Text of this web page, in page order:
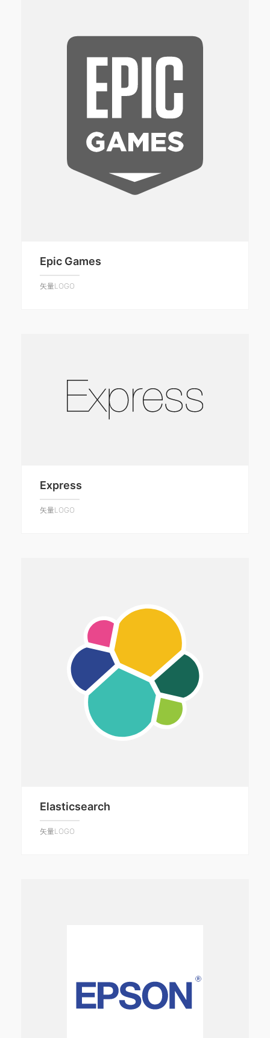
Epic Games
矢量LOGO
Express
矢量LOGO
Elasticsearch
矢量LOGO